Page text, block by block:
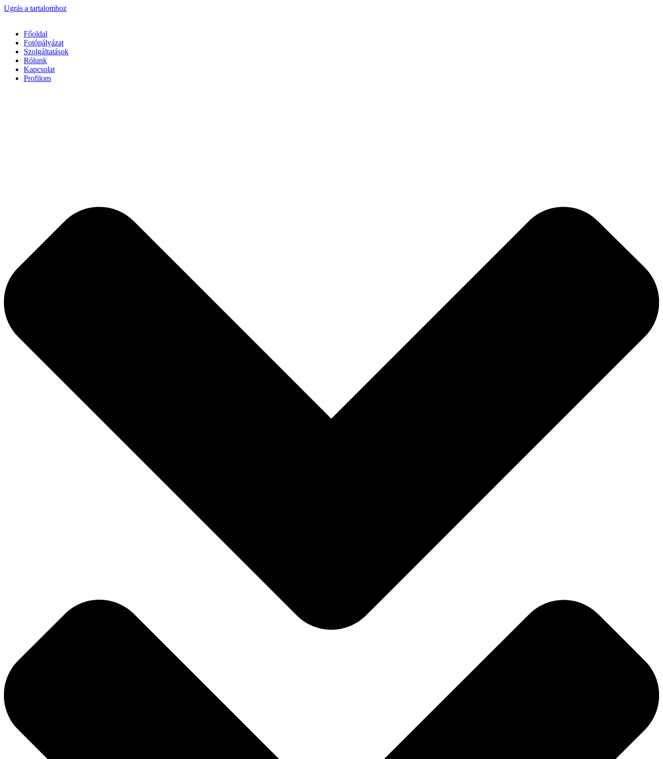
Ugrás a tartalomhoz
Főoldal
Fotópályázat
Szolgáltatások
Rólunk
Kapcsolat
Profilom